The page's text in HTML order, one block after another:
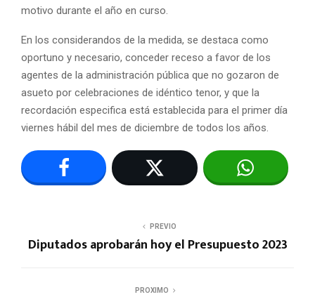
motivo durante el año en curso.
En los considerandos de la medida, se destaca como
oportuno y necesario, conceder receso a favor de los
agentes de la administración pública que no gozaron de
asueto por celebraciones de idéntico tenor, y que la
recordación especifica está establecida para el primer día
viernes hábil del mes de diciembre de todos los años.
PREVIO
Diputados aprobarán hoy el Presupuesto 2023
PROXIMO